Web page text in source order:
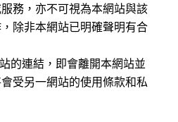
務，亦不可視為本網站與該
除非本網站已明確聲明有合
的連結，即會離開本網站並
受另一網站的使用條款和私